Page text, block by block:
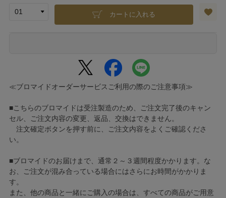
カートに入れる
≪ブロマイドオーダーサービスご利用の際のご注意事項≫
■こちらのブロマイドは受注製造のため、ご注文完了後のキャン
セル、ご注文内容の変更、返品、交換はできません。
注文確定ボタンを押す前に、ご注文内容をよくご確認くださ
い。
■ブロマイドのお届けまで、通常２～３週間程度かかります。な
お、ご注文が混み合っている場合にはさらにお時間がかかりま
す。
また、他の商品と一緒にご購入の場合は、すべての商品がご用意